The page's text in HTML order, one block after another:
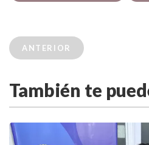
ANTERIOR
También te